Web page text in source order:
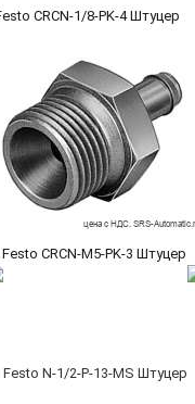
CRCN-1/8-PK-4 Штуцер
Festo CRCN-M5-PK-3 Штуцер